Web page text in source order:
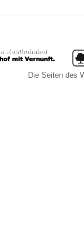
Die Seiten des